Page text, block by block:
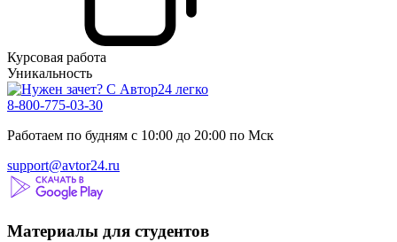
Курсовая работа
Уникальность
8-800-775-03-30
Работаем по будням с 10:00 до 20:00 по Мск
support@avtor24.ru
Материалы для студентов